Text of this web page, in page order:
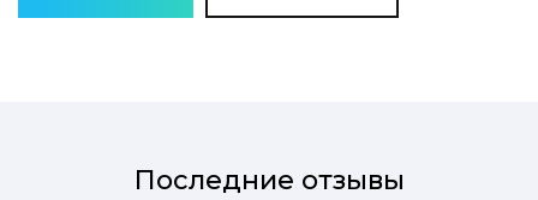
Последние отзывы